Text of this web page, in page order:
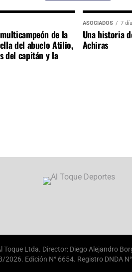
de la
del abuelo Atilio,
del capitán y la
ASOCIADOS 7
Una historia
Achiras
Ltda. Director: Diego Alejandro
2026. Edición N° 6654. Registro DNDA